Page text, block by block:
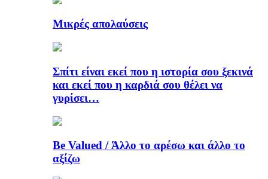
Μικρές απολαύσεις
Σπίτι είναι εκεί που η ιστορία σου ξεκινά
και εκεί που η καρδιά σου θέλει να
γυρίσει…
Be Valued / Άλλο το αρέσω και άλλο το
αξίζω